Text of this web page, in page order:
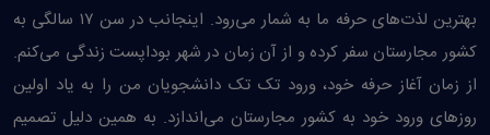
بهترین لذت‌های حرفه ما به شمار می‌رود. اینجانب در سن ۱۷ سالگی به
کشور مجارستان سفر کرده و از آن زمان در شهر بوداپست زندگی می‌کنم.
از زمان آغاز حرفه خود، ورود تک تک دانشجویان من را به یاد اولین
روزهای ورود خود به کشور مجارستان می‌اندازد. به همین دليل تصمیم